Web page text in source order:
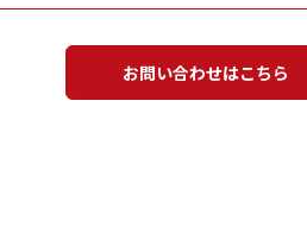
お問い合わせはこちら